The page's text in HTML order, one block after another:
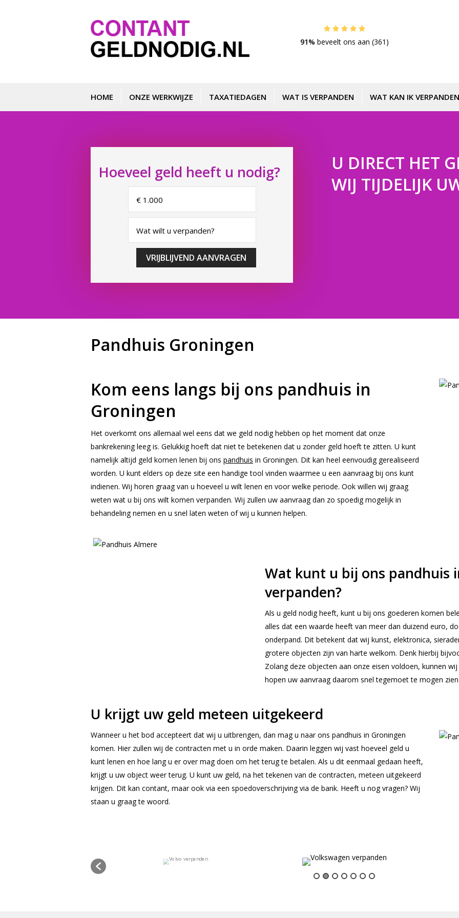
91% beveelt ons aan (361)
HOME ONZE WERKWIJZE TAXATIEDAGEN WAT IS VERPANDEN WAT KAN IK
Hoeveel geld heeft u nodig?
VRIJBLIJVEND AANVRAGEN
U DIRECT HET
WIJ TIJDELIJK
Pandhuis Groningen
Kom eens langs bij ons pandhuis in
Groningen
Het overkomt ons allemaal wel eens dat we geld nodig hebben op het moment dat onze
bankrekening leeg is. Gelukkig hoeft dat niet te betekenen dat u zonder geld hoeft te zitten. U kunt
namelijk altijd geld komen lenen bij ons pandhuis in Groningen. Dit kan heel eenvoudig gerealiseerd
worden. U kunt elders op deze site een handige tool vinden waarmee u een aanvraag bij ons kunt
indienen. Wij horen graag van u hoeveel u wilt lenen en voor welke periode. Ook willen wij graag
weten wat u bij ons wilt komen verpanden. Wij zullen uw aanvraag dan zo spoedig mogelijk in
behandeling nemen en u snel laten weten of wij u kunnen helpen.
Wat kunt u bij ons pandhuis
verpanden?
Als u geld nodig heeft, kunt u bij ons goederen komen
alles dat een waarde heeft van meer dan duizend euro,
onderpand. Dit betekent dat wij kunst, elektronica,
grotere objecten zijn van harte welkom. Denk hierbij
Zolang deze objecten aan onze eisen voldoen, kunnen
hopen uw aanvraag daarom snel tegemoet te mogen
U krijgt uw geld meteen uitgekeerd
Wanneer u het bod accepteert dat wij u uitbrengen, dan mag u naar ons pandhuis in Groningen
komen. Hier zullen wij de contracten met u in orde maken. Daarin leggen wij vast hoeveel geld u
kunt lenen en hoe lang u er over mag doen om het terug te betalen. Als u dit eenmaal gedaan heeft,
krijgt u uw object weer terug. U kunt uw geld, na het tekenen van de contracten, meteen uitgekeerd
krijgen. Dit kan contant, maar ook via een spoedoverschrijving via de bank. Heeft u nog vragen? Wij
staan u graag te woord.